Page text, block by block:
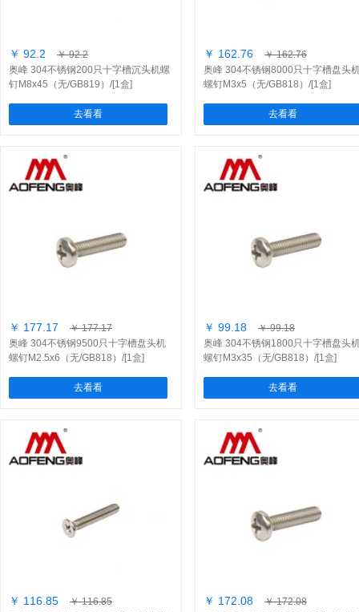
￥ 92.2
￥ 92.2
奥峰 304不锈钢200只十字槽沉头机螺
钉M8x45（无/GB819）/[1盒]
去看看
￥ 162.76
￥ 162.76
奥峰 304不锈钢8000只十字槽盘头
螺钉M3x5（无/GB818）/[1盒]
去看看
￥ 177.17
￥ 177.17
奥峰 304不锈钢9500只十字槽盘头机
螺钉M2.5x6（无/GB818）/[1盒]
去看看
￥ 99.18
￥ 99.18
奥峰 304不锈钢1800只十字槽盘头
螺钉M3x35（无/GB818）/[1盒]
去看看
￥ 116.85
￥ 116.85
￥ 172.08
￥ 172.08